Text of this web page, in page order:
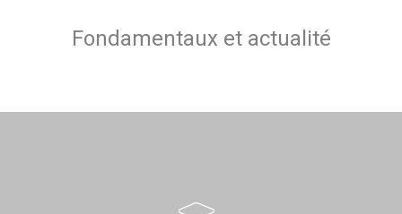
Fondamentaux et actualité